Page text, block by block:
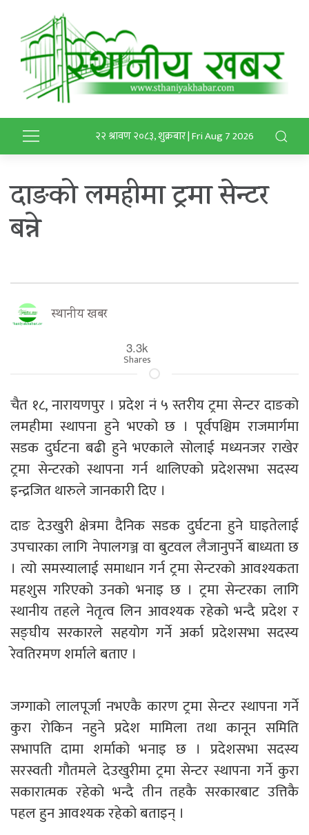
२२ श्रावण २०८३, शुक्रबार | Fri Aug 7 2026
दाङको लमहीमा ट्रमा सेन्टर
बन्ने
स्थानीय खबर
3.3k
Shares
चैत १८, नारायणपुर । प्रदेश नं ५ स्तरीय ट्रमा सेन्टर दाङको
लमहीमा स्थापना हुने भएको छ । पूर्वपश्चिम राजमार्गमा
सडक दुर्घटना बढी हुने भएकाले सोलाई मध्यनजर राखेर
ट्रमा सेन्टरको स्थापना गर्न थालिएको प्रदेशसभा सदस्य
इन्द्रजित थारुले जानकारी दिए ।
दाङ देउखुरी क्षेत्रमा दैनिक सडक दुर्घटना हुने घाइतेलाई
उपचारका लागि नेपालगञ्ज वा बुटवल लैजानुपर्ने बाध्यता छ
। त्यो समस्यालाई समाधान गर्न ट्रमा सेन्टरको आवश्यकता
महशुस गरिएको उनको भनाइ छ । ट्रमा सेन्टरका लागि
स्थानीय तहले नेतृत्व लिन आवश्यक रहेको भन्दै प्रदेश र
सङ्घीय सरकारले सहयोग गर्ने अर्का प्रदेशसभा सदस्य
रेवतिरमण शर्माले बताए ।
जग्गाको लालपूर्जा नभएकै कारण ट्रमा सेन्टर स्थापना गर्ने
कुरा रोकिन नहुने प्रदेश मामिला तथा कानून समिति
सभापति दामा शर्माको भनाइ छ । प्रदेशसभा सदस्य
सरस्वती गौतमले देउखुरीमा ट्रमा सेन्टर स्थापना गर्ने कुरा
सकारात्मक रहेको भन्दै तीन तहकै सरकारबाट उत्तिकै
पहल हुन आवश्यक रहेको बताइन् ।